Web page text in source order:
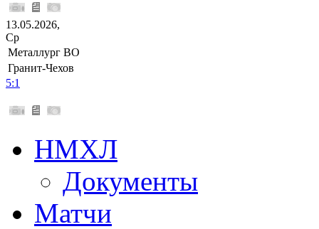
13.05.2026,
Ср
Металлург ВО
Гранит-Чехов
5:1
НМХЛ
Документы
Матчи